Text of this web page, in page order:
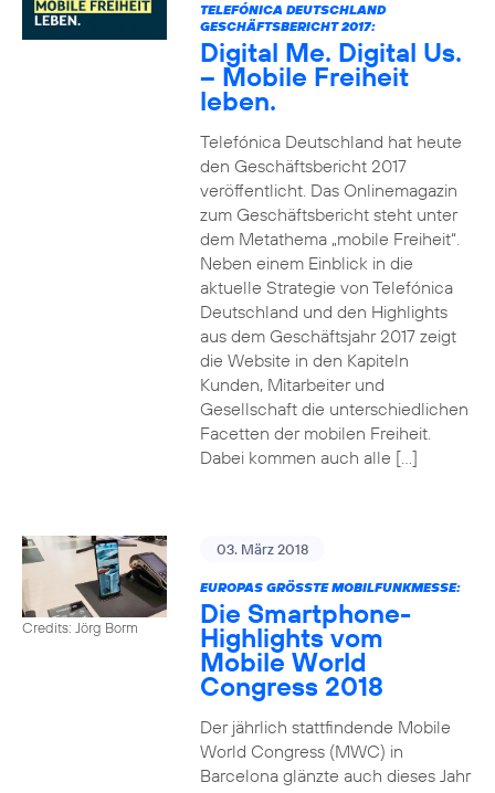
TELEFÓNICA DEUTSCHLAND
GESCHÄFTSBERICHT 2017:
Digital Me. Digital Us.
– Mobile Freiheit
leben.
Telefónica Deutschland hat heute
den Geschäftsbericht 2017
veröffentlicht. Das Onlinemagazin
zum Geschäftsbericht steht unter
dem Metathema „mobile Freiheit“.
Neben einem Einblick in die
aktuelle Strategie von Telefónica
Deutschland und den Highlights
aus dem Geschäftsjahr 2017 zeigt
die Website in den Kapiteln
Kunden, Mitarbeiter und
Gesellschaft die unterschiedlichen
Facetten der mobilen Freiheit.
Dabei kommen auch alle […]
Credits: Jörg Borm
03. März 2018
EUROPAS GRÖSSTE MOBILFUNKMESSE:
Die Smartphone-
Highlights vom
Mobile World
Congress 2018
Der jährlich stattfindende Mobile
World Congress (MWC) in
Barcelona glänzte auch dieses Jahr